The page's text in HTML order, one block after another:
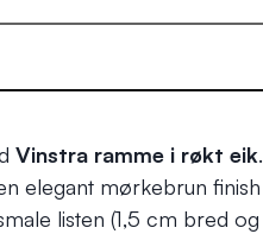
Vinstra ramme i røkt eik.
elegant mørkebrun finish
listen (1,5 cm bred og